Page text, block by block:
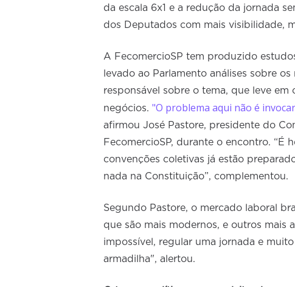
da escala 6x1 e a redução da jornada
dos Deputados com mais visibilidade,
A FecomercioSP tem produzido
levado ao Parlamento análises sobre
responsável sobre o tema, que leve
negócios. "O problema aqui não é
afirmou José Pastore, presidente do
FecomercioSP, durante o encontro. “É
convenções coletivas já estão
nada na Constituição”, complementou.
Segundo Pastore, o mercado laboral
que são mais modernos, e outros mais
impossível, regular uma jornada e
armadilha", alertou.